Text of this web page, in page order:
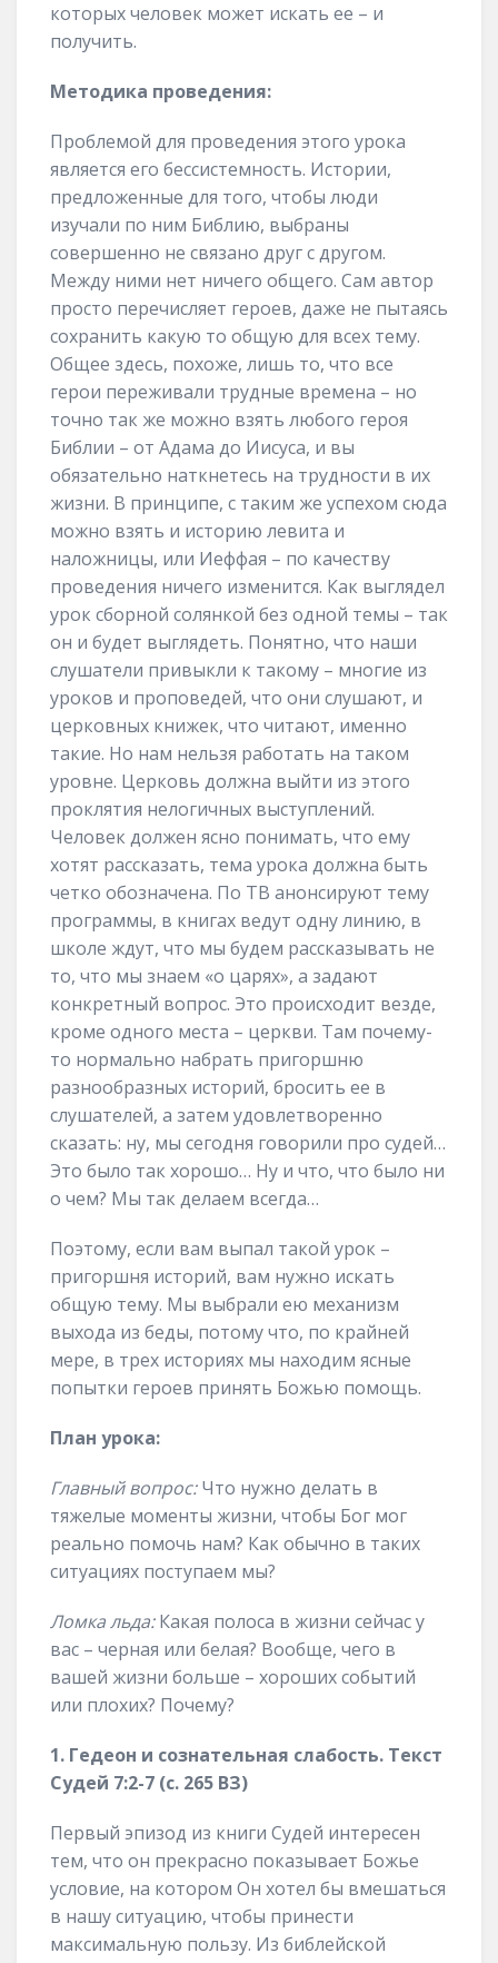
которых человек может искать ее – и
получить.
Методика проведения:
Проблемой для проведения этого урока
является его бессистемность. Истории,
предложенные для того, чтобы люди
изучали по ним Библию, выбраны
совершенно не связано друг с другом.
Между ними нет ничего общего. Сам автор
просто перечисляет героев, даже не пытаясь
сохранить какую то общую для всех тему.
Общее здесь, похоже, лишь то, что все
герои переживали трудные времена – но
точно так же можно взять любого героя
Библии – от Адама до Иисуса, и вы
обязательно наткнетесь на трудности в их
жизни. В принципе, с таким же успехом сюда
можно взять и историю левита и
наложницы, или Иеффая – по качеству
проведения ничего изменится. Как выглядел
урок сборной солянкой без одной темы – так
он и будет выглядеть. Понятно, что наши
слушатели привыкли к такому – многие из
уроков и проповедей, что они слушают, и
церковных книжек, что читают, именно
такие. Но нам нельзя работать на таком
уровне. Церковь должна выйти из этого
проклятия нелогичных выступлений.
Человек должен ясно понимать, что ему
хотят рассказать, тема урока должна быть
четко обозначена. По ТВ анонсируют тему
программы, в книгах ведут одну линию, в
школе ждут, что мы будем рассказывать не
то, что мы знаем «о царях», а задают
конкретный вопрос. Это происходит везде,
кроме одного места – церкви. Там почему-
то нормально набрать пригоршню
разнообразных историй, бросить ее в
слушателей, а затем удовлетворенно
сказать: ну, мы сегодня говорили про судей…
Это было так хорошо… Ну и что, что было ни
о чем? Мы так делаем всегда…
Поэтому, если вам выпал такой урок –
пригоршня историй, вам нужно искать
общую тему. Мы выбрали ею механизм
выхода из беды, потому что, по крайней
мере, в трех историях мы находим ясные
попытки героев принять Божью помощь.
План урока:
Главный вопрос:Что нужно делать в
тяжелые моменты жизни, чтобы Бог мог
реально помочь нам? Как обычно в таких
ситуациях поступаем мы?
Ломка льда:Какая полоса в жизни сейчас у
вас – черная или белая? Вообще, чего в
вашей жизни больше – хороших событий
или плохих? Почему?
1. Гедеон и сознательная слабость. Текст
Судей 7:2-7 (с. 265 ВЗ)
Первый эпизод из книги Судей интересен
тем, что он прекрасно показывает Божье
условие, на котором Он хотел бы вмешаться
в нашу ситуацию, чтобы принести
максимальную пользу. Из библейской